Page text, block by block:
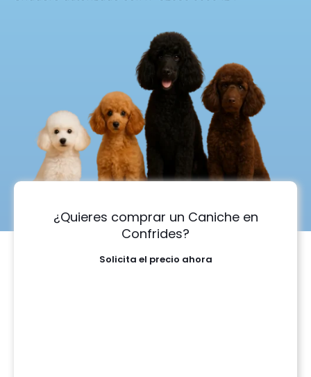
¿Quieres comprar un Caniche en
Confrides?
Solicita el precio ahora